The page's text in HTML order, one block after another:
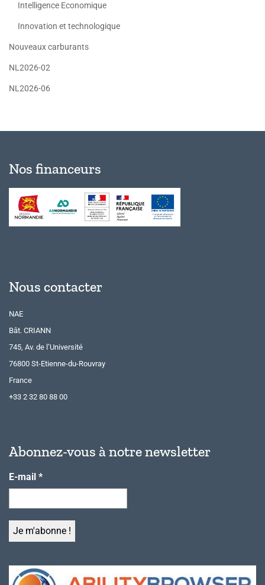
Intelligence Economique
Innovation et technologique
Nouveaux carburants
NL2026-02
NL2026-06
Nos financeurs
Nous contacter
NAE
Bât. CRIANN
745, Av. de l’Université
76800 St-Etienne-du-Rouvray
France
+33 2 32 80 88 00
Abonnez-vous à notre newsletter
E-mail *